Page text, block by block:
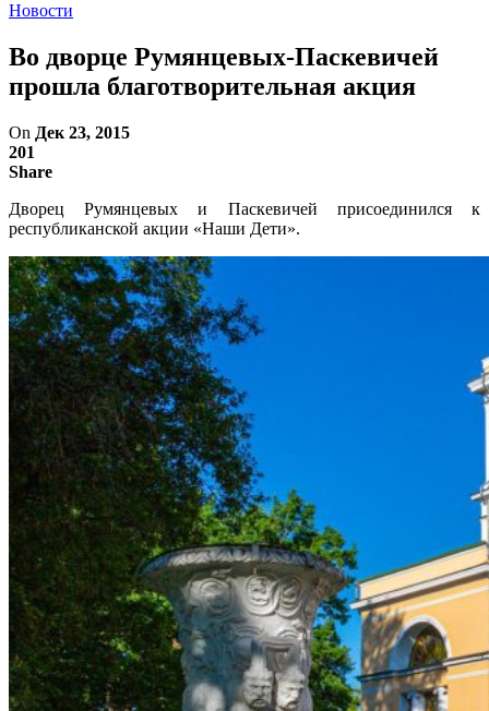
Новости
Во дворце Румянцевых-Паскевичей
прошла благотворительная акция
On Дек 23, 2015
201
Share
Дворец Румянцевых и Паскевичей присоединился к
республиканской акции «Наши Дети».